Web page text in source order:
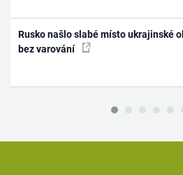
Rusko našlo slabé místo ukrajinské
bez varování